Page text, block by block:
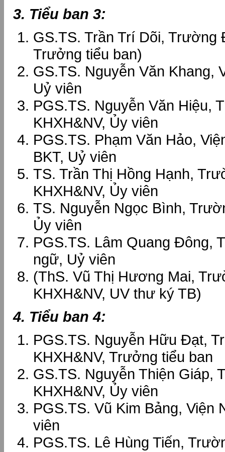
3. Tiểu ban 3:
GS.TS. Trần Trí Dõi, Trường
Trưởng tiểu ban)
GS.TS. Nguyễn Văn Khang,
Uỷ viên
PGS.TS. Nguyễn Văn Hiệu,
KHXH&NV, Ủy viên
PGS.TS. Phạm Văn Hảo,
BKT, Uỷ viên
TS. Trần Thị Hồng Hạnh,
KHXH&NV, Ủy viên
TS. Nguyễn Ngọc Bình,
Ủy viên
PGS.TS. Lâm Quang Đông,
ngữ, Uỷ viên
(ThS. Vũ Thị Hương Mai,
KHXH&NV, UV thư ký TB)
4. Tiểu ban 4:
PGS.TS. Nguyễn Hữu Đạt,
KHXH&NV, Trưởng tiểu ban
GS.TS. Nguyễn Thiện Giáp,
KHXH&NV, Ủy viên
PGS.TS. Vũ Kim Bảng, Viện
viên
PGS.TS. Lê Hùng Tiến,